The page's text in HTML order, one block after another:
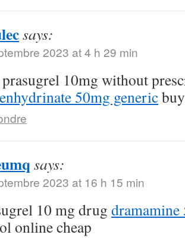
says:
2023 at 4 h 29 min
10mg without
50mg generic
says:
2023 at 16 h 15 min
10 mg drug dramamine
online cheap